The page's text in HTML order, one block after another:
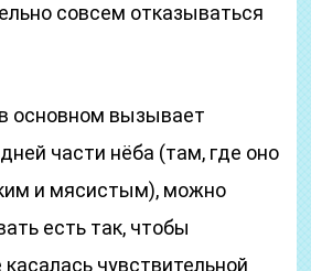
совсем отказываться
основном вызывает
части нёба (там, где оно
и мясистым), можно
есть так, чтобы
чувствительной